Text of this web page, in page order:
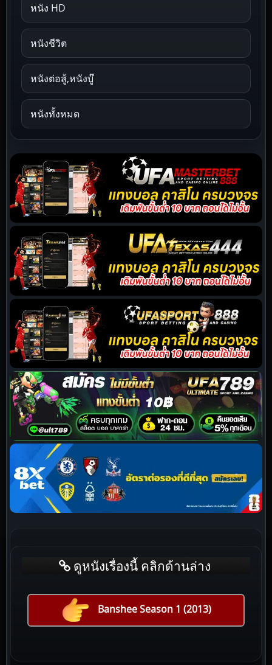
หนัง HD
หนังชีวิต
หนังต่อสู้,หนังบู๊
หนังทั้งหมด
ดูหนังเรื่องนี้ คลิกด้านล่าง
Banshee Season 1 (2013)